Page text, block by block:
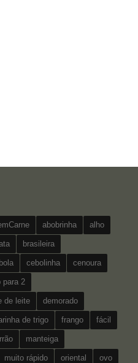
abobrinha alho
brasileira
cebolinha cenoura
para 2
de leite demorado
de trigo frango fácil
manteiga
muito rápido oriental ovo